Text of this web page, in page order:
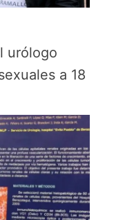
urólogo
a 18